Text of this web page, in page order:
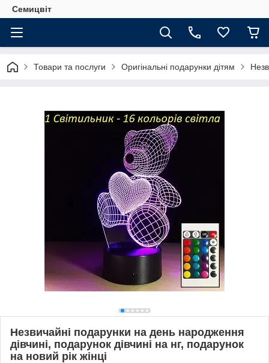
Семицвіт
Товари та послуги Оригінальні подарунки дітям
Незвичайні подарунки на день народження
дівчині, подарунок дівчині на нг, подарунок
на новий рік жінці